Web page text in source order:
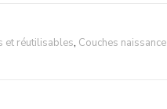
et réutilisables, Couches naissance